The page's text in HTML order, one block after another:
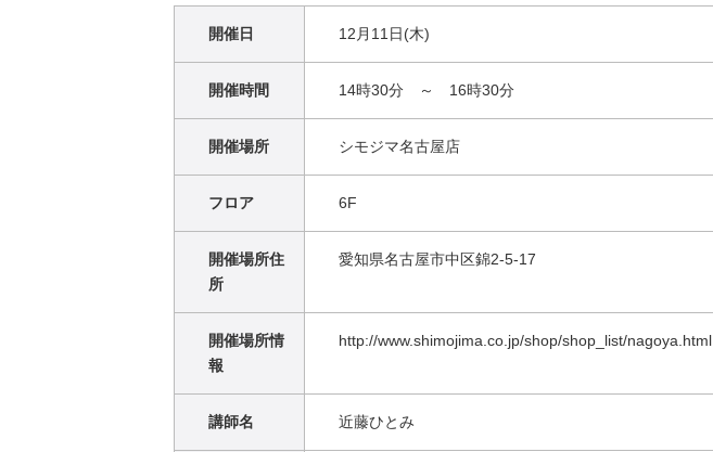
開催日 12月11日(木)
開催時間 14時30分 ～ 16時30分
開催場所 シモジマ名古屋店
フロア 6F
開催場所住
所
愛知県名古屋市中区錦2-5-17
開催場所情
報
http://www.shimojima.co.jp/shop/shop_list/nagoya.html
講師名 近藤ひとみ